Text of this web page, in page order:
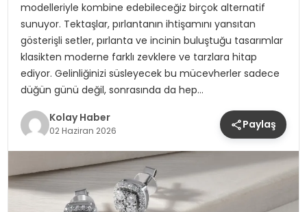
modelleriyle kombine edebileceğiz birçok alternatif
sunuyor. Tektaşlar, pırlantanın ihtişamını yansıtan
gösterişli setler, pırlanta ve incinin buluştuğu tasarımlar
klasikten moderne farklı zevklere ve tarzlara hitap
ediyor. Gelinliğinizi süsleyecek bu mücevherler sadece
düğün günü değil, sonrasında da hep…
Kolay Haber
02 Haziran 2026 Paylaş